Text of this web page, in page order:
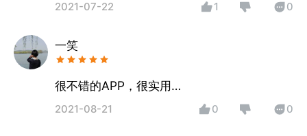
2021-07-22 1 0
一笑
很不错的APP，很实用…
2021-08-21 0 0